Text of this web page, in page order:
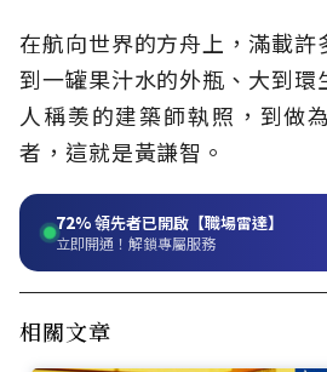
在航向世界的方舟上，滿載
到一罐果汁水的外瓶、大到環
人稱羡的建築師執照，到做
者，這就是黃謙智。
72%領先者已開啟【職場雷達】
立即開通！解鎖專屬服務
相關文章